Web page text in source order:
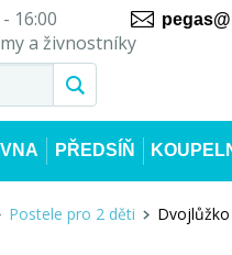
16:00
a živnostníky
PŘEDSÍŇ
Postele pro 2 děti